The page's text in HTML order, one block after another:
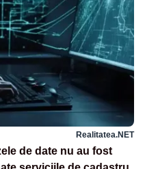
Realitatea.NET
de date nu au fost